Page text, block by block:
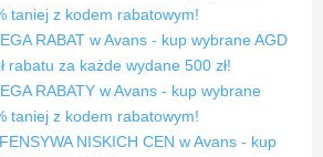
taniej z kodem rabatowym!
RABAT w Avans - kup wybrane AGD
rabatu za każde wydane 500 zł!
RABATY w Avans - kup wybrane
taniej z kodem rabatowym!
NISKICH CEN w Avans - kup